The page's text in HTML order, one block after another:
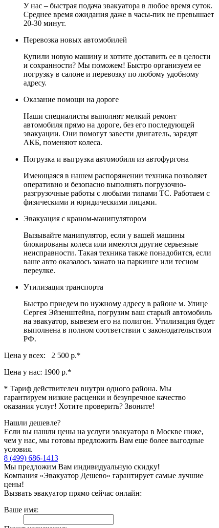
У нас – быстрая подача эвакуатора в любое время суток.
Среднее время ожидания даже в часы-пик не превышает
20-30 минут.
Перевозка новых автомобилей
Купили новую машину и хотите доставить ее в целости
и сохранности? Мы поможем! Быстро организуем ее
погрузку в салоне и перевозку по любому удобному
адресу.
Оказание помощи на дороге
Наши специалисты выполнят мелкий ремонт
автомобиля прямо на дороге, без его последующей
эвакуации. Они помогут завести двигатель, зарядят
АКБ, поменяют колеса.
Погрузка и выгрузка автомобиля из автофургона
Имеющаяся в нашем распоряжении техника позволяет
оперативно и безопасно выполнять погрузочно-
разгрузочные работы с любыми типами ТС. Работаем с
физическими и юридическими лицами.
Эвакуация с краном-манипулятором
Вызывайте манипулятор, если у вашей машины
блокированы колеса или имеются другие серьезные
неисправности. Такая техника также понадобится, если
ваше авто оказалось зажато на паркинге или тесном
переулке.
Утилизация транспорта
Быстро приедем по нужному адресу в районе м. Улице
Сергея Эйзенштейна, погрузим ваш старый автомобиль
на эвакуатор, вывезем его на полигон. Утилизация будет
выполнена в полном соответствии с законодательством
РФ.
Цена у всех: 2 500 р.*
Цена у нас: 1900 р.*
* Тариф действителен внутри одного района. Мы
гарантируем низкие расценки и безупречное качество
оказания услуг! Хотите проверить? Звоните!
Нашли дешевле?
Если вы нашли цены на услуги эвакуатора в Москве ниже,
чем у нас, мы готовы предложить Вам еще более выгодные
условия.
8 (499) 686-1413
Мы предложим Вам индивидуальную скидку!
Компания «Эвакуатор Дешево» гарантирует самые лучшие
цены!
Вызвать эвакуатор прямо сейчас онлайн:
Ваше имя: